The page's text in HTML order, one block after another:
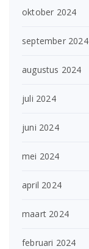
oktober 2024
september 2024
augustus 2024
juli 2024
juni 2024
mei 2024
april 2024
maart 2024
februari 2024